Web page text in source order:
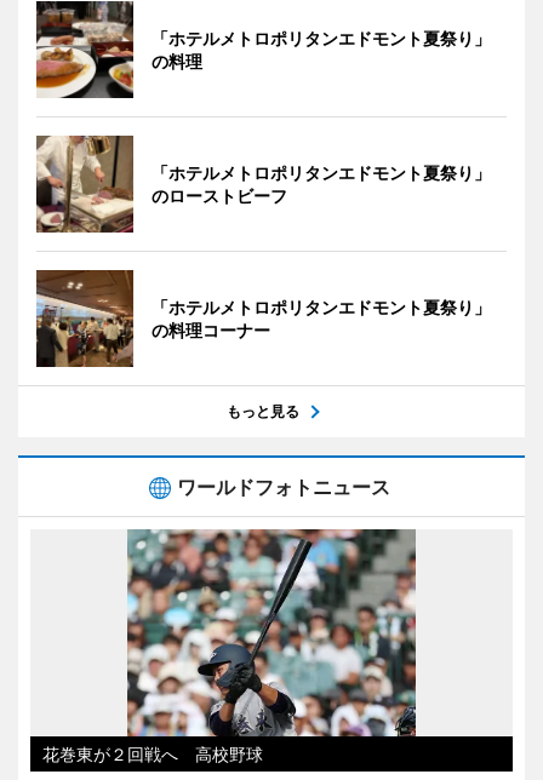
「ホテルメトロポリタンエドモント夏祭り」
の料理
「ホテルメトロポリタンエドモント夏祭り」
のローストビーフ
「ホテルメトロポリタンエドモント夏祭り」
の料理コーナー
もっと見る
ワールドフォトニュース
花巻東が２回戦へ 高校野球